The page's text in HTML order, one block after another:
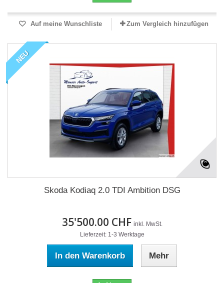
Auf meine Wunschliste Zum Vergleich hinzufügen
NEU
Skoda Kodiaq 2.0 TDI Ambition DSG
35'500.00 CHF inkl. MwSt.
Lieferzeit: 1-3 Werktage
In den Warenkorb Mehr